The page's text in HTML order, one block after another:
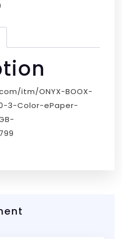
itm/ONYX-BOOX-
3-Color-ePaper-